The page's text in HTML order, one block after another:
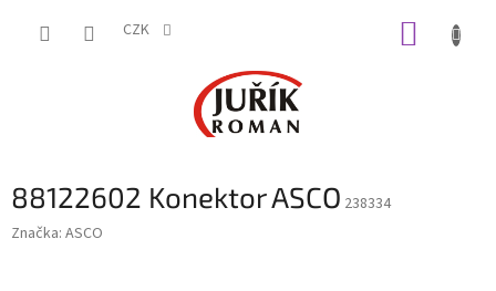
CZK
88122602 Konektor ASCO 238334
Značka: ASCO